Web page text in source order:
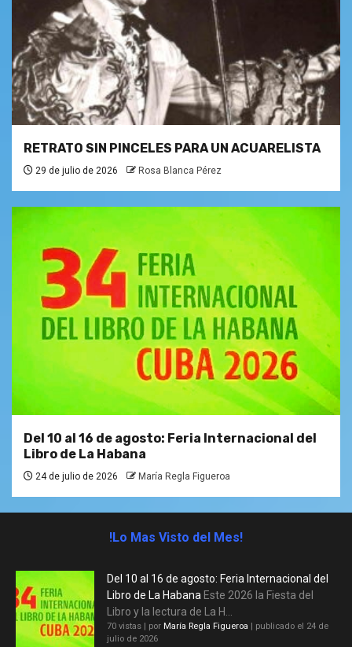
RETRATO SIN PINCELES PARA UN ACUARELISTA
29 de julio de 2026 Rosa Blanca Pérez
Del 10 al 16 de agosto: Feria Internacional del
Libro de La Habana
24 de julio de 2026 María Regla Figueroa
!Lo Mas Visto del Mes!
Del 10 al 16 de agosto: Feria Internacional del
Libro de La Habana Este 2026 la Fiesta del
Libro y la lectura de La H...
70 vistas | por María Regla Figueroa | publicado el 24 de
julio de 2026